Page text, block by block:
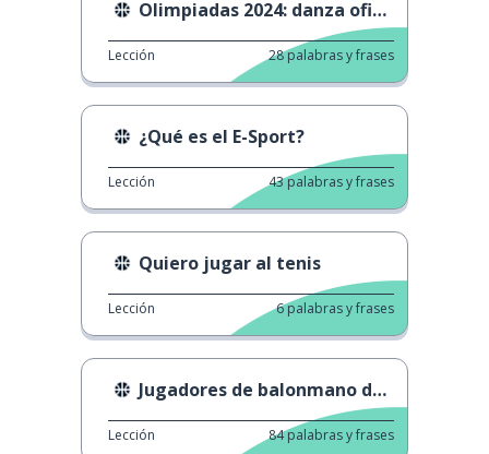
Olimpiadas 2024: danza oficial
Lección 28palabras y frases
¿Qué es el E-Sport?
Lección 43palabras y frases
Quiero jugar al tenis
Lección 6palabras y frases
Jugadores de balonmano de París
Lección 84palabras y frases